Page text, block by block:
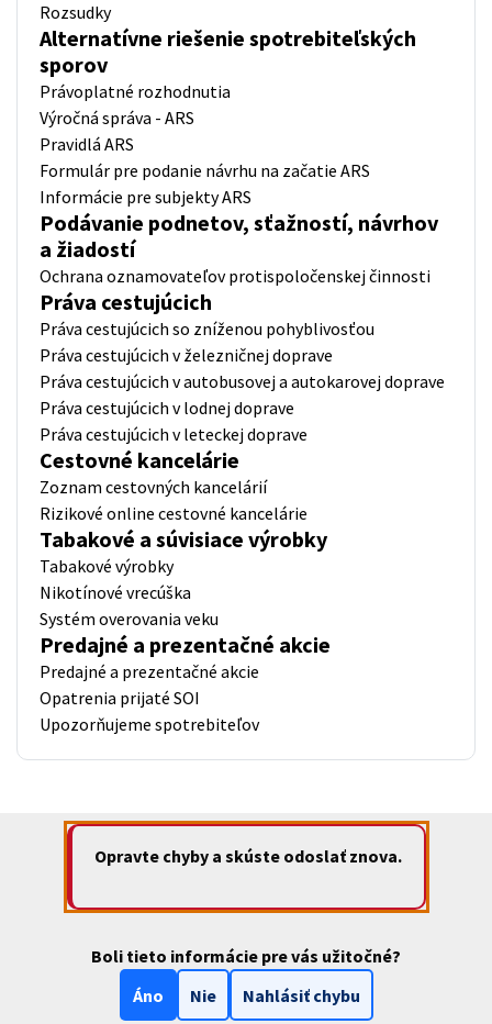
Rozsudky
Alternatívne riešenie spotrebiteľských
sporov
Právoplatné rozhodnutia
Výročná správa - ARS
Pravidlá ARS
Formulár pre podanie návrhu na začatie ARS
Informácie pre subjekty ARS
Podávanie podnetov, sťažností, návrhov
a žiadostí
Ochrana oznamovateľov protispoločenskej činnosti
Práva cestujúcich
Práva cestujúcich so zníženou pohyblivosťou
Práva cestujúcich v železničnej doprave
Práva cestujúcich v autobusovej a autokarovej doprave
Práva cestujúcich v lodnej doprave
Práva cestujúcich v leteckej doprave
Cestovné kancelárie
Zoznam cestovných kancelárií
Rizikové online cestovné kancelárie
Tabakové a súvisiace výrobky
Tabakové výrobky
Nikotínové vrecúška
Systém overovania veku
Predajné a prezentačné akcie
Predajné a prezentačné akcie
Opatrenia prijaté SOI
Upozorňujeme spotrebiteľov
Opravte chyby a skúste odoslať znova.
Boli tieto informácie pre vás užitočné?
Áno
Nie Nahlásiť chybu